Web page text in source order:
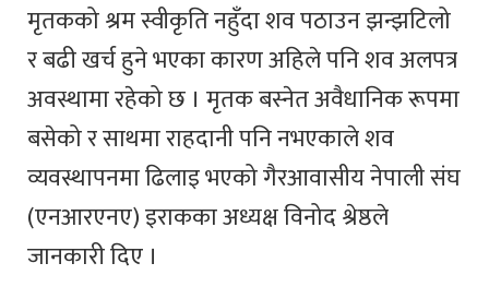
मृतकको श्रम स्वीकृति नहुँदा शव पठाउन झन्झटिलो
र बढी खर्च हुने भएका कारण अहिले पनि शव अलपत्र
अवस्थामा रहेको छ । मृतक बस्नेत अवैधानिक रूपमा
बसेको र साथमा राहदानी पनि नभएकाले शव
व्यवस्थापनमा ढिलाइ भएको गैरआवासीय नेपाली संघ
(एनआरएनए) इराकका अध्यक्ष विनोद श्रेष्ठले
जानकारी दिए ।